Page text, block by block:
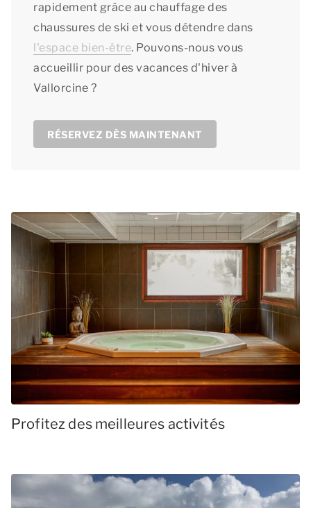
rapidement grâce au chauffage des
chaussures de ski et vous détendre dans
l'espace bien-être. Pouvons-nous vous
accueillir pour des vacances d'hiver à
Vallorcine ?
RÉSERVEZ DÈS MAINTENANT
Profitez des meilleures activités